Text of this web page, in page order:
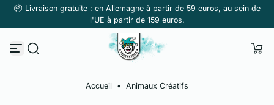
Passer au contenu
📦 Livraison gratuite : en Allemagne à partir de 59 euros, au sein de
l'UE à partir de 159 euros.
Accueil • Animaux Créatifs